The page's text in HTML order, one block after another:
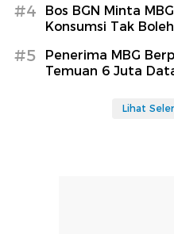
#4
Bos BGN Minta
Konsumsi Tak
#5
Penerima MBG
Temuan 6 Juta
Lihat